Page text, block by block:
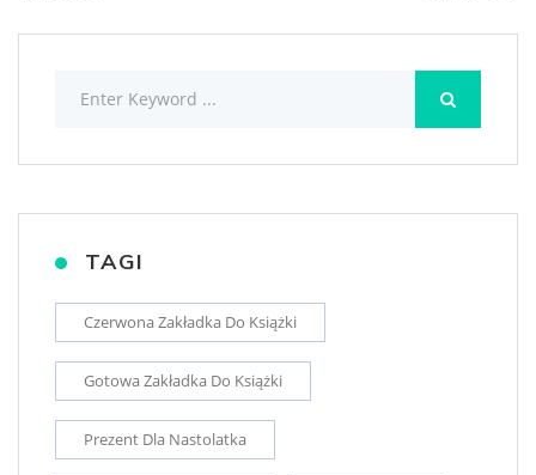
TAGI
Czerwona Zakładka Do Książki
Gotowa Zakładka Do Książki
Prezent Dla Nastolatka